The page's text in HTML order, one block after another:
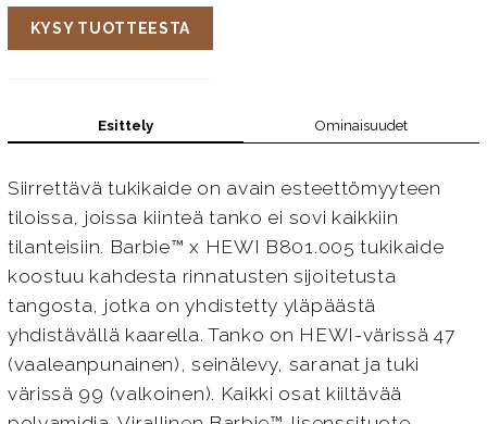
KYSY TUOTTEESTA
Esittely Ominaisuudet
Siirrettävä tukikaide on avain esteettömyyteen
tiloissa, joissa kiinteä tanko ei sovi kaikkiin
tilanteisiin. Barbie™ x HEWI B801.005 tukikaide
koostuu kahdesta rinnatusten sijoitetusta
tangosta, jotka on yhdistetty yläpäästä
yhdistävällä kaarella. Tanko on HEWI-värissä 47
(vaaleanpunainen), seinälevy, saranat ja tuki
värissä 99 (valkoinen). Kaikki osat kiiltävää